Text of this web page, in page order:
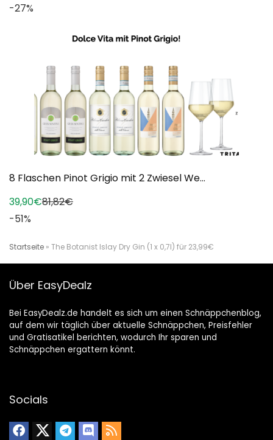
-27%
8 Flaschen Pinot Grigio mit 2 Zwiesel We...
39,90€81,82€
-51%
Startseite » The Botanist Islay Dry Gin (1 x 0,7l) für 23,99€
Über EasyDealz
Bei EasyDealz.de handelt es sich um einen Schnäppchenblog,
auf dem wir täglich über aktuelle Schnäppchen, Preisfehler
und Gratisatikel berichten, wodurch Ihr sparen und
Schnäppchen ergattern könnt.
Socials